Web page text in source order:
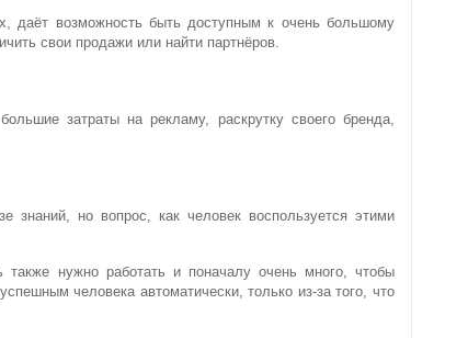
даёт возможность быть доступным к очень большому
свои продажи или найти партнёров.
затраты на рекламу, раскрутку своего бренда,
знаний, но вопрос, как человек воспользуется этими
также нужно работать и поначалу очень много, чтобы
человека автоматически, только из-за того, что